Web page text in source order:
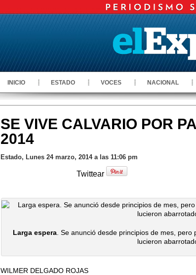
INICIO ESTADO VOCES NACIONAL
SE VIVE CALVARIO POR
2014
Estado, Lunes 24 marzo, 2014 a las 11:06 pm
Twittear
Larga espera . Se anunció desde principios de mes,
lucieron
WILMER DELGADO ROJAS